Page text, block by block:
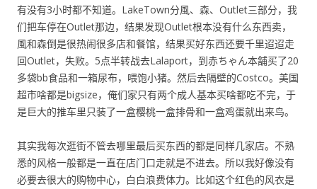
有没有3小时都不知道。LakeTown分風、森、Outlet三部分，我
们把车停在Outlet那边，结果发现Outlet根本没有什么东西卖，
風和森倒是很热闹很多店和餐馆，结果买好东西还要千里迢迢走
回Outlet，失败。5点半转战去Lalaport，到赤ちゃん本舗买了20
多袋bb食品和一箱尿布，喂饱小猪。然后去隔壁的Costco。美国
超市啥都是bigsize，俺们家只有两个成人基本买啥都吃不完，于
是巨大的推车里只装了一盒樱桃一盒排骨和一盒鸡蛋就出来鸟。
其实我每次逛街不管去哪里最后买东西的都是同样几家店。不熟
悉的风格一般都是一直在店门口走就是不进去。所以我好像没有
必要去很大的购物中心，白白浪费体力。比如这个红色的风衣是